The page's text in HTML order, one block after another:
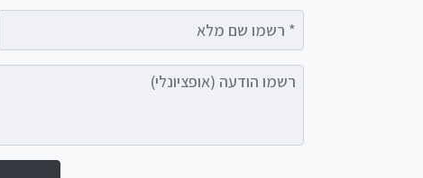
רשמו הודעה (אופציונלי)